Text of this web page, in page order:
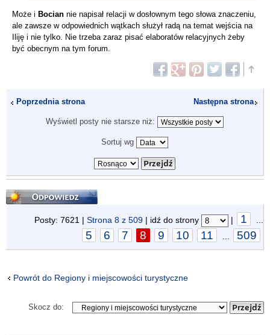
Może i Bocian nie napisał relacji w dosłownym tego słowa znaczeniu,
ale zawsze w odpowiednich wątkach służył radą na temat wejścia na
Iliję i nie tylko. Nie trzeba zaraz pisać elaboratów relacyjnych żeby
być obecnym na tym forum.
Poprzednia strona Następna strona
Wyświetl posty nie starsze niż:
Sortuj wg
Odpowiedz
Posty: 7621 | Strona 8 z 509 | idź do strony | 1 ...
5 6 7 8 9 10 11 ... 509
Powrót do Regiony i miejscowości turystyczne
Skocz do: